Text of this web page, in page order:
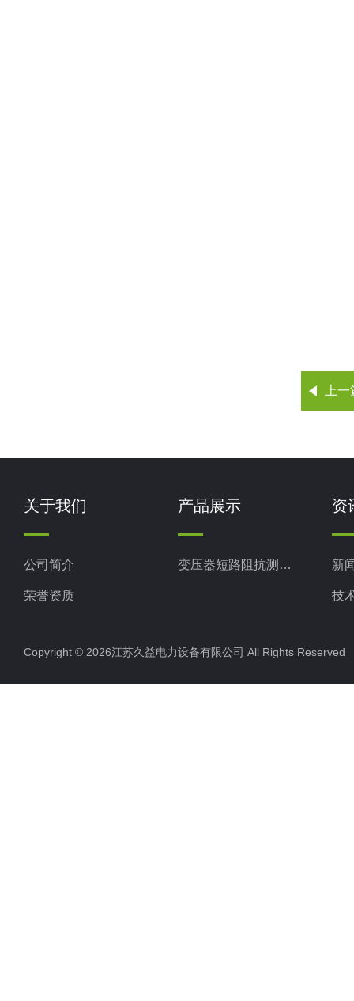
上
关于我们
公司简介
荣誉资质
产品展示
变压器短路阻抗测试仪
资
新
技
Copyright © 2026江苏久益电力设备有限公司 All Rights